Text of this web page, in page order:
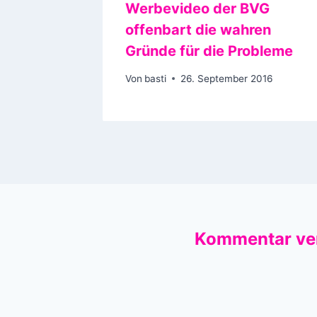
Werbevideo der BVG
offenbart die wahren
Gründe für die Probleme
Von basti 26. September 2016
Kommentar